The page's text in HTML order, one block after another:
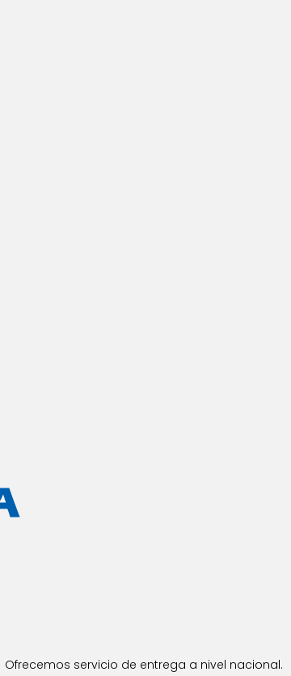
Ofrecemos servicio de entrega a nivel nacional.